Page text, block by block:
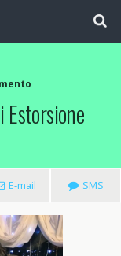
Estorsione
E-mail SMS